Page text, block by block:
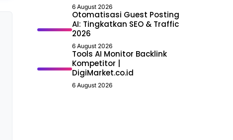
6 August 2026
Otomatisasi Guest Posting
AI: Tingkatkan SEO & Traffic
2026
6 August 2026
Tools AI Monitor Backlink
Kompetitor |
DigiMarket.co.id
6 August 2026